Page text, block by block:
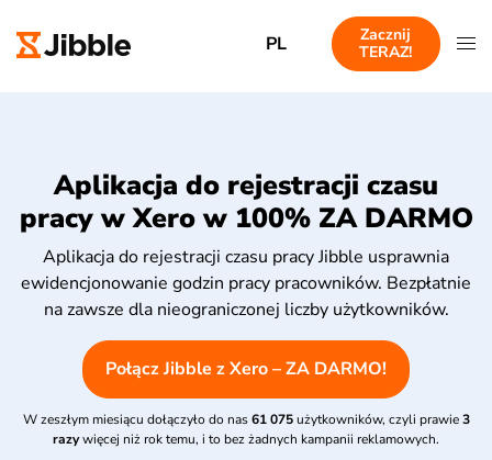
PL
Zacznij
TERAZ!
Aplikacja do rejestracji czasu
pracy w Xero w 100% ZA DARMO
Aplikacja do rejestracji czasu pracy Jibble usprawnia
ewidencjonowanie godzin pracy pracowników. Bezpłatnie
na zawsze dla nieograniczonej liczby użytkowników.
Połącz Jibble z Xero – ZA DARMO!
W zeszłym miesiącu dołączyło do nas 61 075 użytkowników, czyli prawie 3
razywięcej niż rok temu, i to bez żadnych kampanii reklamowych.